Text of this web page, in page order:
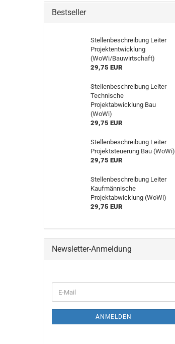
Bestseller
Stellenbeschreibung Leiter
Projektentwicklung
(WoWi/Bauwirtschaft)
29,75 EUR
Stellenbeschreibung Leiter
Technische
Projektabwicklung Bau
(WoWi)
29,75 EUR
Stellenbeschreibung Leiter
Projektsteuerung Bau (WoWi)
29,75 EUR
Stellenbeschreibung Leiter
Kaufmännische
Projektabwicklung (WoWi)
29,75 EUR
Newsletter-Anmeldung
ZUR
E-
Mail
ANMELDEN